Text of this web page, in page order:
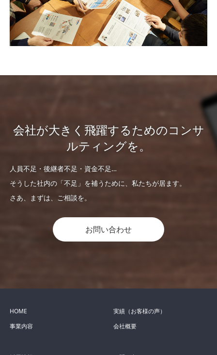
会社が大きく飛躍するためのコンサ
ルティングを。
人員不足・後継者不足・資金不足…
そうした社内の「不足」を補うために、私たちが居ます。
さあ、まずは、ご相談を。
お問い合わせ
HOME
事業内容
実績（お客様の声）
会社概要